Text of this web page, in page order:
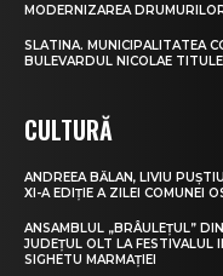
MODERNIZAREA
SLATINA. MUNICIPALITATEA
BULEVARDUL NICOLAE
CULTURĂ
ANDREEA BĂLAN, LIVIU
XI-A EDIȚIE A ZILEI COMUNEI
ANSAMBLUL „BRÂULEȚUL”
JUDEȚUL OLT LA FESTIVALUL
SIGHETU MARMAȚIEI